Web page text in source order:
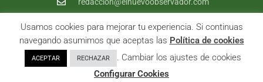
Copyright ©2026 El Nuevo Observador | Sumurdigital Diseño web
yDesarrollo| All Rights Reserved |
Privacidad|Política de cookies|User
Usamos cookies para mejorar tu experiencia. Si continuas
navegando asumimos que aceptas las Política de cookies
ACEPTAR RECHAZAR
. Cambiar los ajustes de cookies
Configurar Cookies